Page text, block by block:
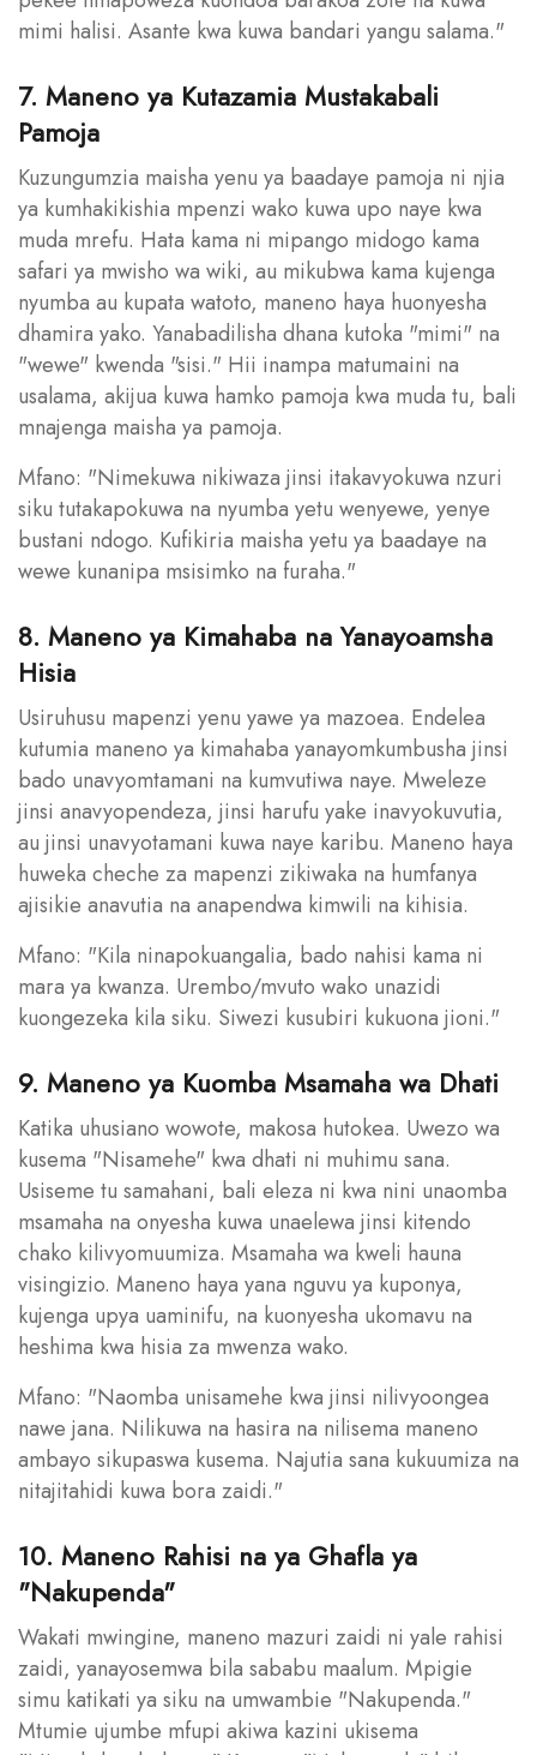
mimi halisi. Asante kwa kuwa bandari yangu salama."
7. Maneno ya Kutazamia Mustakabali
Pamoja
Kuzungumzia maisha yenu ya baadaye pamoja ni njia
ya kumhakikishia mpenzi wako kuwa upo naye kwa
muda mrefu. Hata kama ni mipango midogo kama
safari ya mwisho wa wiki, au mikubwa kama kujenga
nyumba au kupata watoto, maneno haya huonyesha
dhamira yako. Yanabadilisha dhana kutoka "mimi" na
"wewe" kwenda "sisi." Hii inampa matumaini na
usalama, akijua kuwa hamko pamoja kwa muda tu, bali
mnajenga maisha ya pamoja.
Mfano: "Nimekuwa nikiwaza jinsi itakavyokuwa nzuri
siku tutakapokuwa na nyumba yetu wenyewe, yenye
bustani ndogo. Kufikiria maisha yetu ya baadaye na
wewe kunanipa msisimko na furaha."
8. Maneno ya Kimahaba na Yanayoamsha
Hisia
Usiruhusu mapenzi yenu yawe ya mazoea. Endelea
kutumia maneno ya kimahaba yanayomkumbusha jinsi
bado unavyomtamani na kumvutiwa naye. Mweleze
jinsi anavyopendeza, jinsi harufu yake inavyokuvutia,
au jinsi unavyotamani kuwa naye karibu. Maneno haya
huweka cheche za mapenzi zikiwaka na humfanya
ajisikie anavutia na anapendwa kimwili na kihisia.
Mfano: "Kila ninapokuangalia, bado nahisi kama ni
mara ya kwanza. Urembo/mvuto wako unazidi
kuongezeka kila siku. Siwezi kusubiri kukuona jioni."
9. Maneno ya Kuomba Msamaha wa Dhati
Katika uhusiano wowote, makosa hutokea. Uwezo wa
kusema "Nisamehe" kwa dhati ni muhimu sana.
Usiseme tu samahani, bali eleza ni kwa nini unaomba
msamaha na onyesha kuwa unaelewa jinsi kitendo
chako kilivyomuumiza. Msamaha wa kweli hauna
visingizio. Maneno haya yana nguvu ya kuponya,
kujenga upya uaminifu, na kuonyesha ukomavu na
heshima kwa hisia za mwenza wako.
Mfano: "Naomba unisamehe kwa jinsi nilivyoongea
nawe jana. Nilikuwa na hasira na nilisema maneno
ambayo sikupaswa kusema. Najutia sana kukuumiza na
nitajitahidi kuwa bora zaidi."
10. Maneno Rahisi na ya Ghafla ya
"Nakupenda"
Wakati mwingine, maneno mazuri zaidi ni yale rahisi
zaidi, yanayosemwa bila sababu maalum. Mpigie
simu katikati ya siku na umwambie "Nakupenda."
Mtumie ujumbe mfupi akiwa kazini ukisema